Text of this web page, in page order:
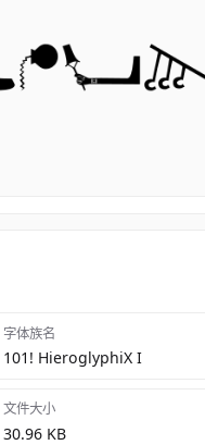
字体族名
101! HieroglyphiX I
文件大小
30.96 KB